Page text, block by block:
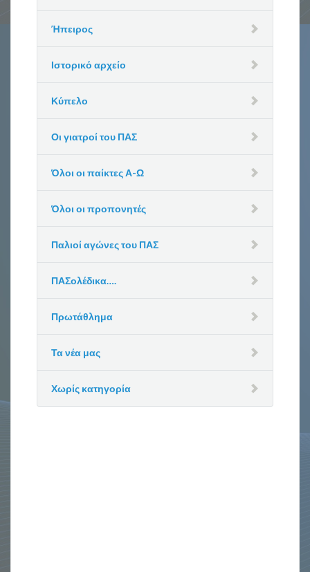
Ήπειρος
Ιστορικό αρχείο
Κύπελο
Οι γιατροί του ΠΑΣ
Όλοι οι παίκτες Α-Ω
Όλοι οι προπονητές
Παλιοί αγώνες του ΠΑΣ
ΠΑΣολέδικα….
Πρωτάθλημα
Τα νέα μας
Χωρίς κατηγορία